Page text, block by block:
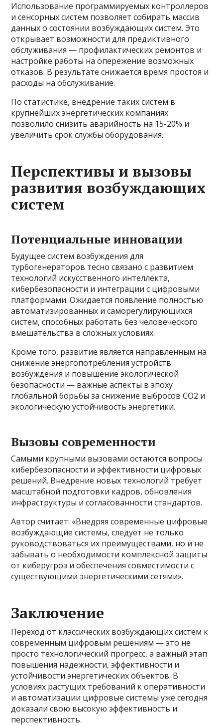
Использование программируемых контроллеров
и сенсорных систем позволяет собирать массив
данных о состоянии возбуждающих систем. Это
открывает возможности для предиктивного
обслуживания — профилактических ремонтов и
настройке работы на опережение возможных
отказов. В результате снижается время простоя и
расходы на обслуживание.
По статистике, внедрение таких систем в
крупнейших энергетических компаниях
позволило снизить аварийность на 15-20% и
увеличить срок службы оборудования.
Перспективы и вызовы
развития возбуждающих
систем
Потенциальные инновации
Будущее систем возбуждения для
турбогенераторов тесно связано с развитием
технологий искусственного интеллекта,
кибербезопасности и интеграции с цифровыми
платформами. Ожидается появление полностью
автоматизированных и саморегулирующихся
систем, способных работать без человеческого
вмешательства в сложных условиях.
Кроме того, развитие является направленным на
снижение энергопотребления устройств
возбуждения и повышение экологической
безопасности — важные аспекты в эпоху
глобальной борьбы за снижение выбросов СО2 и
экологическую устойчивость энергетики.
Вызовы современности
Самыми крупными вызовами остаются вопросы
кибербезопасности и эффективности цифровых
решений. Внедрение новых технологий требует
масштабной подготовки кадров, обновления
инфраструктуры и согласованности стандартов.
Автор считает: «Внедряя современные цифровые
возбуждающие системы, следует не только
руководствоваться их преимуществами, но и не
забывать о необходимости комплексной защиты
от киберугроз и обеспечения совместимости с
существующими энергетическими сетями».
Заключение
Переход от классических возбуждающих систем к
современным цифровым решениям — это не
просто технологический прогресс, а важный этап
повышения надежности, эффективности и
устойчивости энергетических объектов. В
условиях растущих требований к оперативности
и автоматизации цифровые системы уже сегодня
доказали свою высокую эффективность и
перспективность.